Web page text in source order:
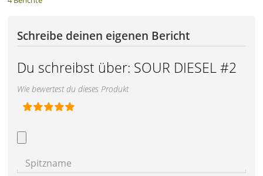
Schreibe deinen eigenen Bericht
Du schreibst über: SOUR DIESEL #2
Wie bewertest du dieses Produkt
Spitzname